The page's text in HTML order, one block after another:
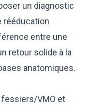
un diagnostic
rééducation
entre une
retour solide à la
anatomiques.
fessiers/VMO et